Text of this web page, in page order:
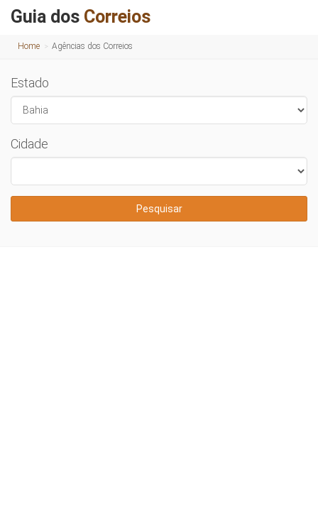
Guia dos Correios
Home Agências dos Correios
Estado
Cidade
Pesquisar